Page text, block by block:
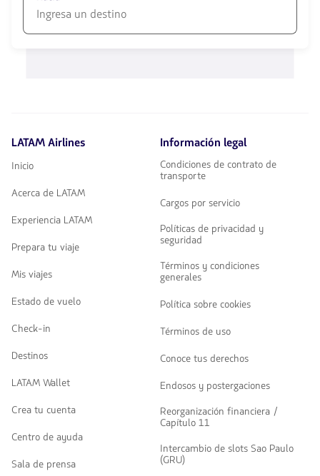
disponibles.
Usa
las
para
LATAM Airlines
Inicio
Acerca de LATAM
Experiencia LATAM
Prepara tu viaje
Mis viajes
Estado de vuelo
Check-in
Destinos
LATAM Wallet
Crea tu cuenta
Centro de ayuda
Sala de prensa
Información legal
Condiciones de contrato de
transporte
Cargos por servicio
Políticas de privacidad y
seguridad
Términos y condiciones
generales
Política sobre cookies
Términos de uso
Conoce tus derechos
Endosos y postergaciones
Reorganización financiera /
Capítulo 11
Intercambio de slots Sao Paulo
(GRU)